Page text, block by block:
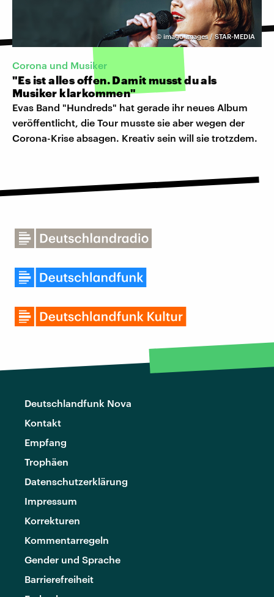
© imago images / STAR-MEDIA
Corona und Musiker
"Es ist alles offen. Damit musst du als
Musiker klarkommen"
Evas Band "Hundreds" hat gerade ihr neues Album
veröffentlicht, die Tour musste sie aber wegen der
Corona-Krise absagen. Kreativ sein will sie trotzdem.
Deutschlandfunk Nova
Kontakt
Empfang
Trophäen
Datenschutzerklärung
Impressum
Korrekturen
Kommentarregeln
Gender und Sprache
Barrierefreiheit